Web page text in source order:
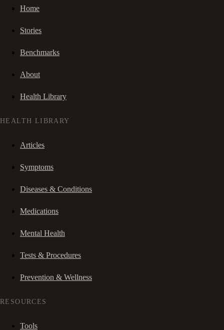
Home
Stories
Benchmarks
About
Health Library
HEALTH LIBRARY
Articles
Symptoms
Diseases & Conditions
Medications
Mental Health
Tests & Procedures
Prevention & Wellness
RESOURCES
Tools